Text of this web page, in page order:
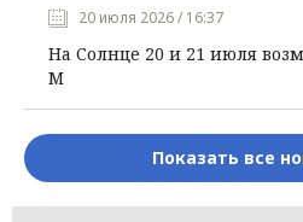
20 июля 2026 / 16:37
На Солнце 20 и 21 июля
М
Показать все